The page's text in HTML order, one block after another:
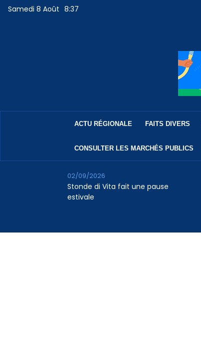
Samedi 8 Août 8:37
ACTU RÉGIONALE FAITS DIVERS
CONSULTER LES MARCHÉS PUBLICS
Stonde di Vita fait une pause
estivale
02/09/2026